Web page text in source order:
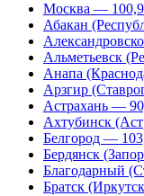
Москва —
Абакан
Альметьевск
Анапа
Арзгир
Астрахань —
Ахтубинск
Белгород —
Бердянск
Благодарный
Братск